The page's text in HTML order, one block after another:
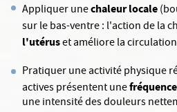
Appliquer unechaleur locale
sur le bas-ventre : l'action de la
l'utéruset améliore la
Pratiquer une activité physique
actives présentent une
une intensité des douleurs